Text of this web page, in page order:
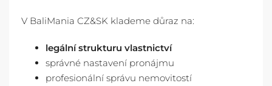
V BaliMania CZ&SK klademe důraz na:
legální strukturu vlastnictví
správné nastavení pronájmu
profesionální správu nemovitostí